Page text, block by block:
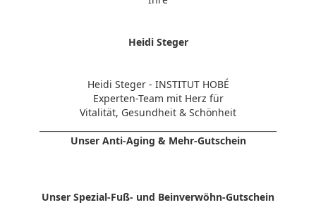
Heidi Steger
Heidi Steger - INSTITUT HOBÉ
Experten-Team mit Herz für
Vitalität, Gesundheit & Schönheit
Unser Anti-Aging & Mehr-Gutschein
Unser Spezial-Fuß- und Beinverwöhn-Gutschein